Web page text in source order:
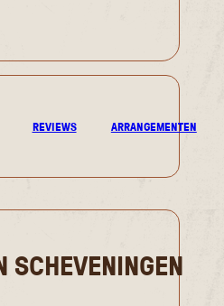
REVIEWS ARRANGEMENTEN
SCHEVENINGEN